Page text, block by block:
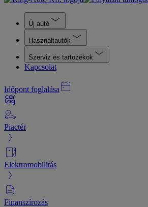
Új autó
Használtautók
Szerviz és tartozékok
Kapcsolat
Időpont foglalása
Piactér
Elektromobilitás
Finanszírozás